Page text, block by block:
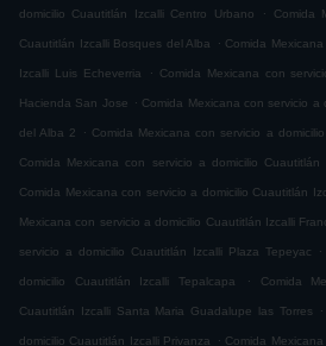
domicilio Cuautitlán Izcalli Centro Urbano . Comida
Cuautitlán Izcalli Bosques del Alba . Comida
Izcalli Luis Echeverria . Comida Mexicana con
Hacienda San Jose . Comida Mexicana con servicio a
del Alba 2 . Comida Mexicana con servicio a
Comida Mexicana con servicio a domicilio
Comida Mexicana con servicio a domicilio Cuautitlán
Mexicana con servicio a domicilio Cuautitlán Izcalli
servicio a domicilio Cuautitlán Izcalli Plaza Tepeyac .
domicilio Cuautitlán Izcalli Tepalcapa . Comida
Cuautitlán Izcalli Santa Maria Guadalupe las Torres .
domicilio Cuautitlán Izcalli Privanza . Comida